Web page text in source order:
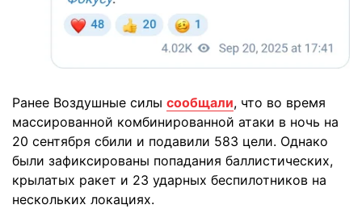
Ранее Воздушные силы сообщали, что во время
массированной комбинированной атаки в ночь на
20 сентября сбили и подавили 583 цели. Однако
были зафиксированы попадания баллистических,
крылатых ракет и 23 ударных беспилотников на
нескольких локациях.